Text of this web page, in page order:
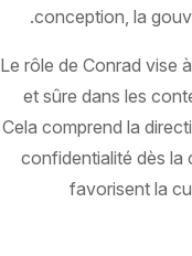
conception, la
Le rôle de Conrad vise
et sûre dans les
Cela comprend la
confidentialité dès la
favorisent la